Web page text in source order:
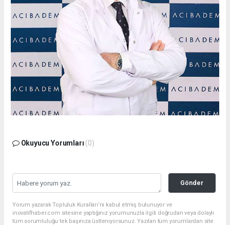
Okuyucu Yorumları (0)
Gönder
Yorum yazarak Topluluk Kuralları’nı kabul etmiş bulunuyor ve
inovatifhaber.com sitesine yaptığınız yorumunuzla ilgili doğrudan veya dolaylı
tüm sorumluluğu tek başınıza üstleniyorsunuz. Yazılan tüm yorumlardan site